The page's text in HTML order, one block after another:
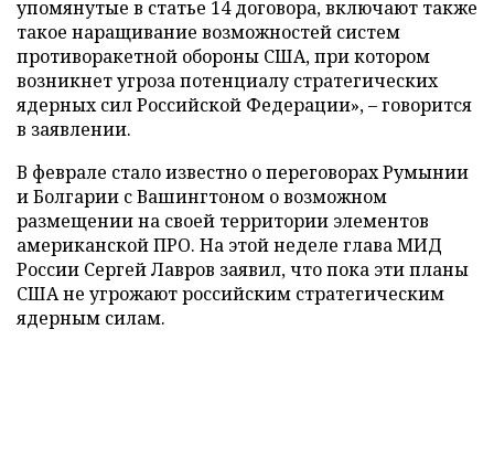
упомянутые в статье 14 договора, включают также
такое наращивание возможностей систем
противоракетной обороны США, при котором
возникнет угроза потенциалу стратегических
ядерных сил Российской Федерации», – говорится
в заявлении.
В феврале стало известно о переговорах Румынии
и Болгарии с Вашингтоном о возможном
размещении на своей территории элементов
американской ПРО. На этой неделе глава МИД
России Сергей Лавров заявил, что пока эти планы
США не угрожают российским стратегическим
ядерным силам.